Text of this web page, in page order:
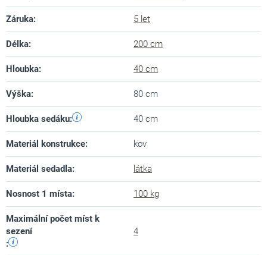
Záruka: 5 let
Délka: 200 cm
Hloubka: 40 cm
Výška: 80 cm
Hloubka sedáku: 40 cm
Materiál konstrukce: kov
Materiál sedadla: látka
Nosnost 1 místa: 100 kg
Maximální počet míst k
sezení
:
4